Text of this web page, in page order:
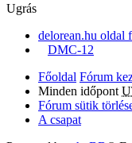
Ugrás
delorean.hu oldal
DMC-12
Főoldal Fórum
Minden időpont
Fórum sütik
A csapat